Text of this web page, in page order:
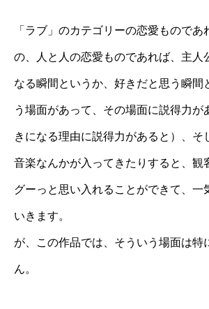
「ラブ」のカテゴリーの恋愛ものであ
の、人と人の恋愛ものであれば、主人
なる瞬間というか、好きだと思う瞬間
う場面があって、その場面に説得力が
きになる理由に説得力があると）、そ
音楽なんかが入ってきたりすると、観
グーっと思い入れることができて、一
いきます。
が、この作品では、そういう場面は特
ん。